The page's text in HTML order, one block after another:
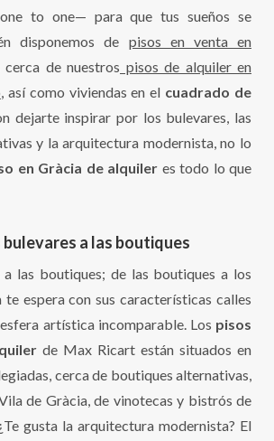
to one— para que tus sueños se
disponemos de pisos en venta en
cerca de nuestros pisos de alquiler en
, así como viviendas en el cuadrado de
dejarte inspirar por los bulevares, las
y la arquitectura modernista, no lo
en Gràcia de alquiler es todo lo que
bulevares a las boutiques
a las boutiques; de las boutiques a los
te espera con sus características calles
artística incomparable. Los pisos
de Max Ricart están situados en
cerca de boutiques alternativas,
de Gràcia, de vinotecas y bistrós de
gusta la arquitectura modernista? El